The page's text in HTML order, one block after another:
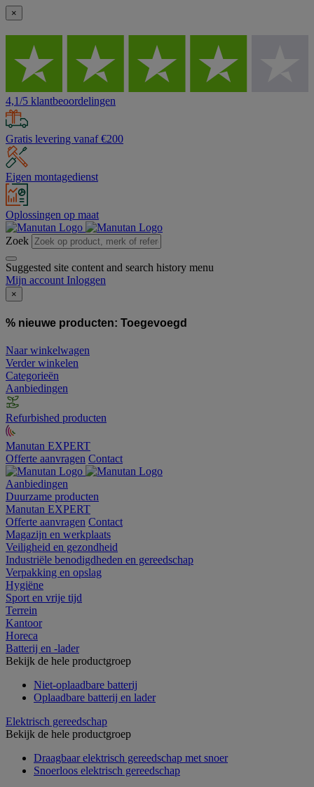
×
4,1/5 klantbeoordelingen
Gratis levering vanaf €200
Eigen montagedienst
Oplossingen op maat
Zoek
Suggested site content and search history menu
Mijn account Inloggen
×
% nieuwe producten: Toegevoegd
Naar winkelwagen
Verder winkelen
Categorieën
Aanbiedingen
Refurbished producten
Manutan EXPERT
Offerte aanvragen Contact
Aanbiedingen
Duurzame producten
Manutan EXPERT
Offerte aanvragen Contact
Magazijn en werkplaats
Veiligheid en gezondheid
Industriële benodigdheden en gereedschap
Verpakking en opslag
Hygiëne
Sport en vrije tijd
Terrein
Kantoor
Horeca
Batterij en -lader
Bekijk de hele productgroep
Niet-oplaadbare batterij
Oplaadbare batterij en lader
Elektrisch gereedschap
Bekijk de hele productgroep
Draagbaar elektrisch gereedschap met snoer
Snoerloos elektrisch gereedschap